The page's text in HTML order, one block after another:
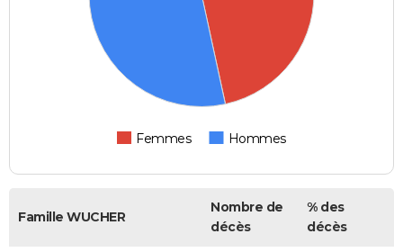
Femmes Hommes
Famille WUCHER
Nombre de
décès
% des
décès